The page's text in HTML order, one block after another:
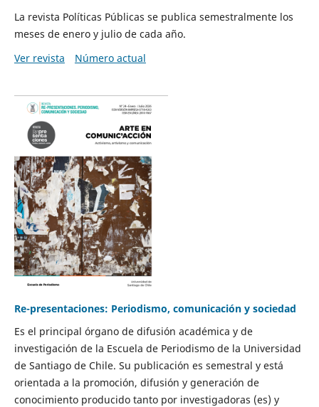
La revista Políticas Públicas se publica semestralmente los
meses de enero y julio de cada año.
Ver revista
Número actual
Re-presentaciones: Periodismo, comunicación y sociedad
Es el principal órgano de difusión académica y de
investigación de la Escuela de Periodismo de la Universidad
de Santiago de Chile. Su publicación es semestral y está
orientada a la promoción, difusión y generación de
conocimiento producido tanto por investigadoras (es) y